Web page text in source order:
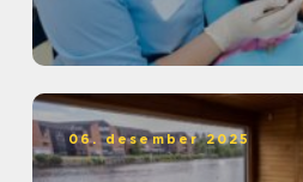
06. desember 2025